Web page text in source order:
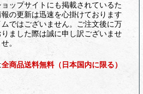
ップサイトにも掲載されているた
の更新は迅速を心掛けております
ではございません。ご注文後に万
ました際は誠に申し訳ございませ
。
全商品送料無料（日本国内に限る）